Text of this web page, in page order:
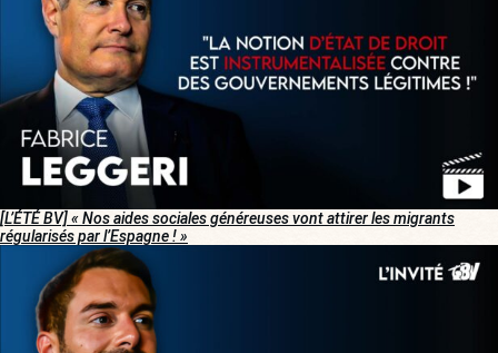
[L’ÉTÉ BV] « Nos aides sociales généreuses vont attirer les migrants
régularisés par l’Espagne ! »